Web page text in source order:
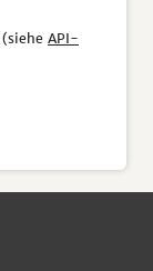
(siehe API-